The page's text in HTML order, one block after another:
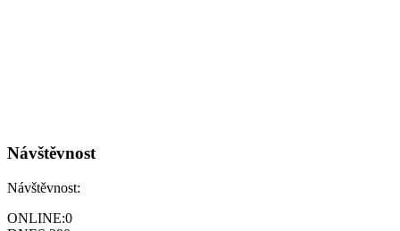
Návštěvnost
Návštěvnost:
ONLINE:0